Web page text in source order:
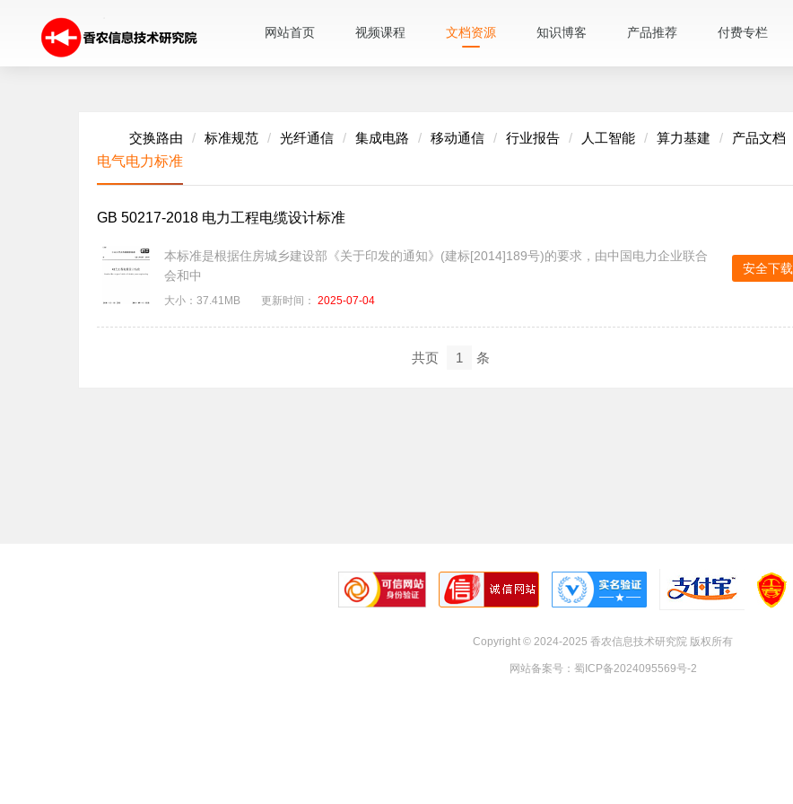
网站首页 视频课程 文档资源 知识博客 产品推荐 付费专栏
交换路由 标准规范 光纤通信 集成电路 移动通信 行业报告 人工智能 算力基建
产品文档
电气电力标准
GB 50217-2018 电力工程电缆设计标准
本标准是根据住房城乡建设部《关于印发的通知》(建标[2014]189号)的要求，由中国电力企业联合
会和中
大小： 37.41MB 更新时间： 2025-07-04
安全下载
共页 1 条
Copyright © 2024-2025 香农信息技术研究院 版权所有
网站备案号： 蜀ICP备2024095569号-2